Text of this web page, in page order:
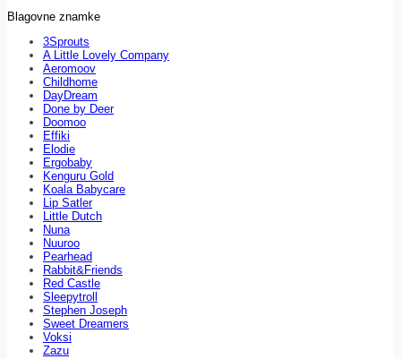
Blagovne znamke
3Sprouts
A Little Lovely Company
Aeromoov
Childhome
DayDream
Done by Deer
Doomoo
Effiki
Elodie
Ergobaby
Kenguru Gold
Koala Babycare
Lip Satler
Little Dutch
Nuna
Nuuroo
Pearhead
Rabbit&Friends
Red Castle
Sleepytroll
Stephen Joseph
Sweet Dreamers
Voksi
Zazu